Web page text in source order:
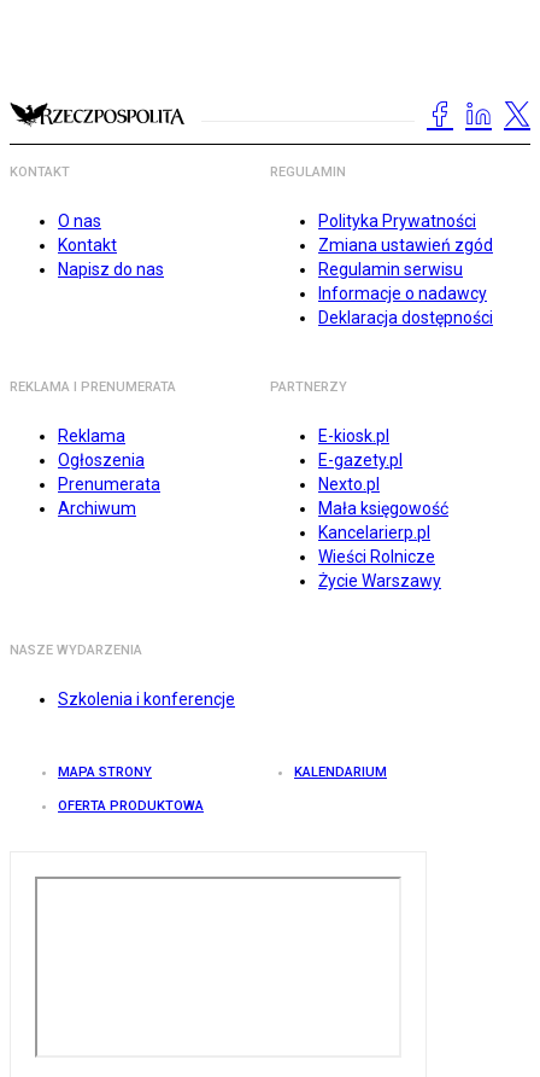
KONTAKT
O nas
Kontakt
Napisz do nas
REGULAMIN
Polityka Prywatności
Zmiana ustawień zgód
Regulamin serwisu
Informacje o nadawcy
Deklaracja dostępności
REKLAMA I PRENUMERATA
Reklama
Ogłoszenia
Prenumerata
Archiwum
PARTNERZY
E-kiosk.pl
E-gazety.pl
Nexto.pl
Mała księgowość
Kancelarierp.pl
Wieści Rolnicze
Życie Warszawy
NASZE WYDARZENIA
Szkolenia i konferencje
MAPA STRONY KALENDARIUM
OFERTA PRODUKTOWA